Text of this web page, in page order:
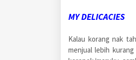
MY DELICACIES
Kalau korang nak
menjual lebih